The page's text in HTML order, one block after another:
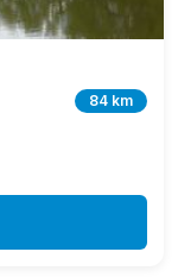
84 km